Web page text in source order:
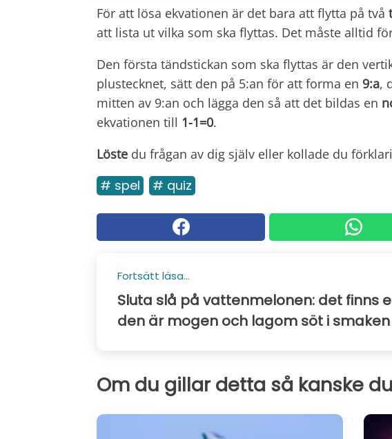
För att lösa ekvationen är det bara att flytta på två
att lista ut vilka som ska flyttas. Det måste alltid
Den första tändstickan som ska flyttas är den
plustecknet, sätt den på 5:an för att forma en 9:a,
mitten av 9:an och lägga den så att det bildas en
ekvationen till 1-1=0.
Löste du frågan av dig själv eller kollade du
# spel # quiz
Fortsätt läsa...
Sluta slå på vattenmelonen: det finns
den är mogen och lagom söt i smaken
Om du gillar detta så kanske